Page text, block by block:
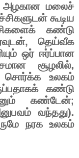
அழகான மலைச்
கூடிய
கண்டு
, தெய்வீக
ஒர் ஈர்ப்பான
சூழலில்,
சொர்க்க
உலகம்
கண்டு
கண்டேன்;
வந்தது).
நரக உலகம்